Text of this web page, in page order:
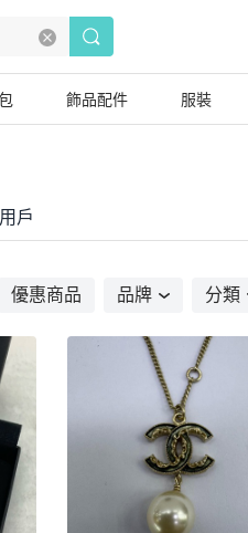
飾品配件 服裝
用戶
優惠商品 品牌 分類